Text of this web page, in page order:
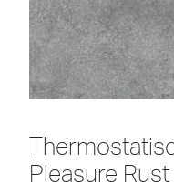
Pleasure Rust